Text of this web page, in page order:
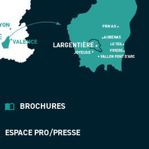
BROCHURES
ESPACE PRO/PRESSE